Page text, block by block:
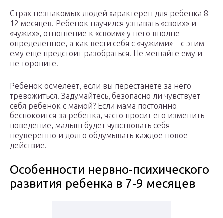
Страх незнакомых людей характерен для ребенка 8-
12 месяцев. Ребенок научился узнавать «своих» и
«чужих», отношение к «своим» у него вполне
определенное, а как вести себя с «чужими» – с этим
ему еще предстоит разобраться. Не мешайте ему и
не торопите.
Ребенок осмелеет, если вы перестанете за него
тревожиться. Задумайтесь, безопасно ли чувствует
себя ребенок с мамой? Если мама постоянно
беспокоится за ребенка, часто просит его изменить
поведение, малыш будет чувствовать себя
неуверенно и долго обдумывать каждое новое
действие.
Особенности нервно-психического
развития ребенка в 7-9 месяцев